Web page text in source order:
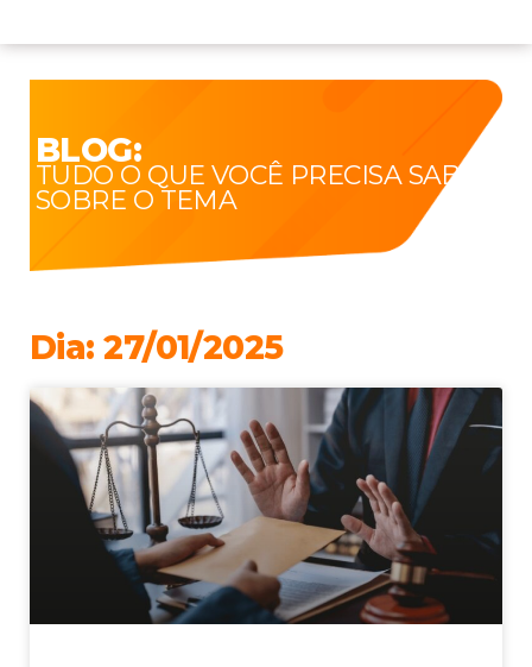
BLOG:
TUDO O QUE VOCÊ PRECISA SABER
SOBRE O TEMA
Dia: 27/01/2025